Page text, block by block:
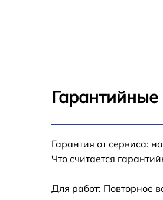
Ремонт цепи
Retina 2012
Гарантийные
Гарантия от сервиса:
Что считается
Для работ: Повторное